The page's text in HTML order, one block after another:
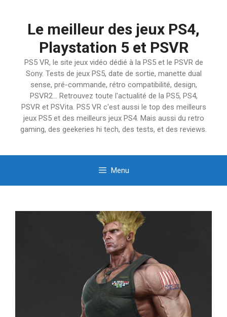
Le meilleur des jeux PS4,
Playstation 5 et PSVR
PS5 VR, le site jeux vidéo dédié à la PS5 et le PSVR de
Sony. Tests de jeux PS5, date de sortie, manette dual
sense, pré-commande, rétro compatibilité, design,
PSVR2… Retrouvez toute l'actualité de la PS5, PS4,
PSVR et PSVita. PS5 VR c'est aussi le top des meilleurs
jeux PS5 et des meilleurs jeux PS4. Mais aussi du retro
gaming, des geekeries hi tech, des tests, et des reviews.
Menu